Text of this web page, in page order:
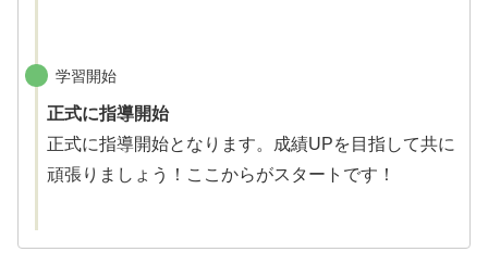
学習開始
正式に指導開始
正式に指導開始となります。成績UPを目指して共に
頑張りましょう！ここからがスタートです！